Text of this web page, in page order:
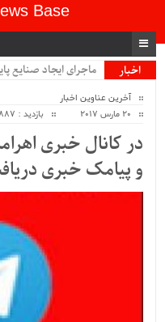
Base
اخبار
ماجرای ایجاد صنایع
آخرین عناوین اخبار
بازدید : 3887
در کانال خبری
و پیامک خبری